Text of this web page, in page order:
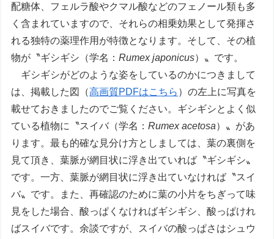
配糖体、フェルラ酸やクマル酸などのフェノール類も多
く含まれていますので、それらの相乗効果として発揮さ
れる独特の薬理作用が特徴となります。そして、その植
物が〝ギシギシ（学名：Rumex japonicus）〟です。
ギシギシがどのような姿をしているのかにつきまして
は、掲載した図（高画質PDFはこちら ）の左上に写真を
載せておきましたのでご覧ください。ギシギシとよく似
ている植物に〝スイバ（学名：Rumex acetosa）〟があ
ります。最も的確な見分け方としましては、葉の裏側を
見て頂き、葉脈が網目状に浮き出ていれば〝ギシギシ〟
です。一方、葉脈が網目状に浮き出ていなければ〝スイ
バ〟です。また、再確認のために葉の小片をちぎって味
見をした場合、酸っぱくなければギシギシ、酸っぱけれ
ばスイバです。余談ですが、スイバの酸っぱさはシュウ